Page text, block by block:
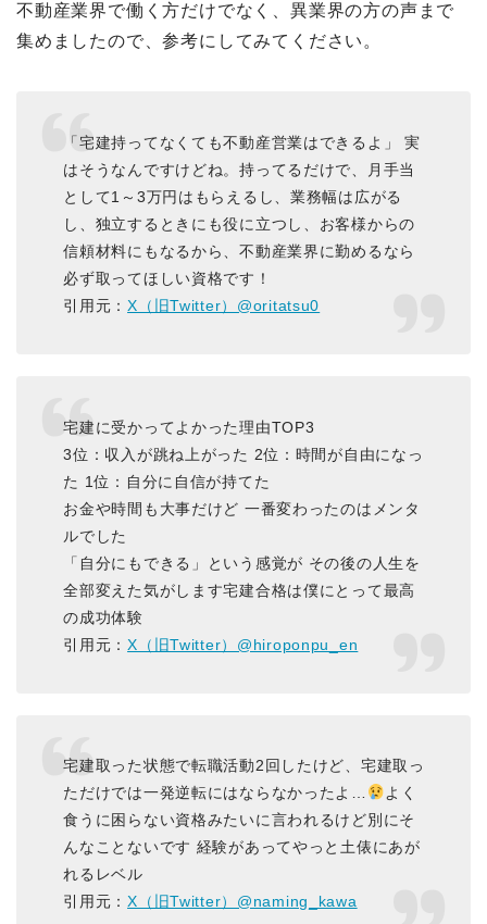
不動産業界で働く方だけでなく、異業界の方の声まで
集めましたので、参考にしてみてください。
「宅建持ってなくても不動産営業はできるよ」 実
はそうなんですけどね。持ってるだけで、月手当
として1～3万円はもらえるし、業務幅は広がる
し、独立するときにも役に立つし、お客様からの
信頼材料にもなるから、不動産業界に勤めるなら
必ず取ってほしい資格です！
引用元：X（旧Twitter）@oritatsu0
宅建に受かってよかった理由TOP3
3位：収入が跳ね上がった 2位：時間が自由になっ
た 1位：自分に自信が持てた
お金や時間も大事だけど 一番変わったのはメンタ
ルでした
「自分にもできる」という感覚が その後の人生を
全部変えた気がします宅建合格は僕にとって最高
の成功体験
引用元：X（旧Twitter）@hiroponpu_en
宅建取った状態で転職活動2回したけど、宅建取っ
ただけでは一発逆転にはならなかったよ…
よく
食うに困らない資格みたいに言われるけど別にそ
んなことないです 経験があってやっと土俵にあが
れるレベル
引用元：X（旧Twitter）@naming_kawa